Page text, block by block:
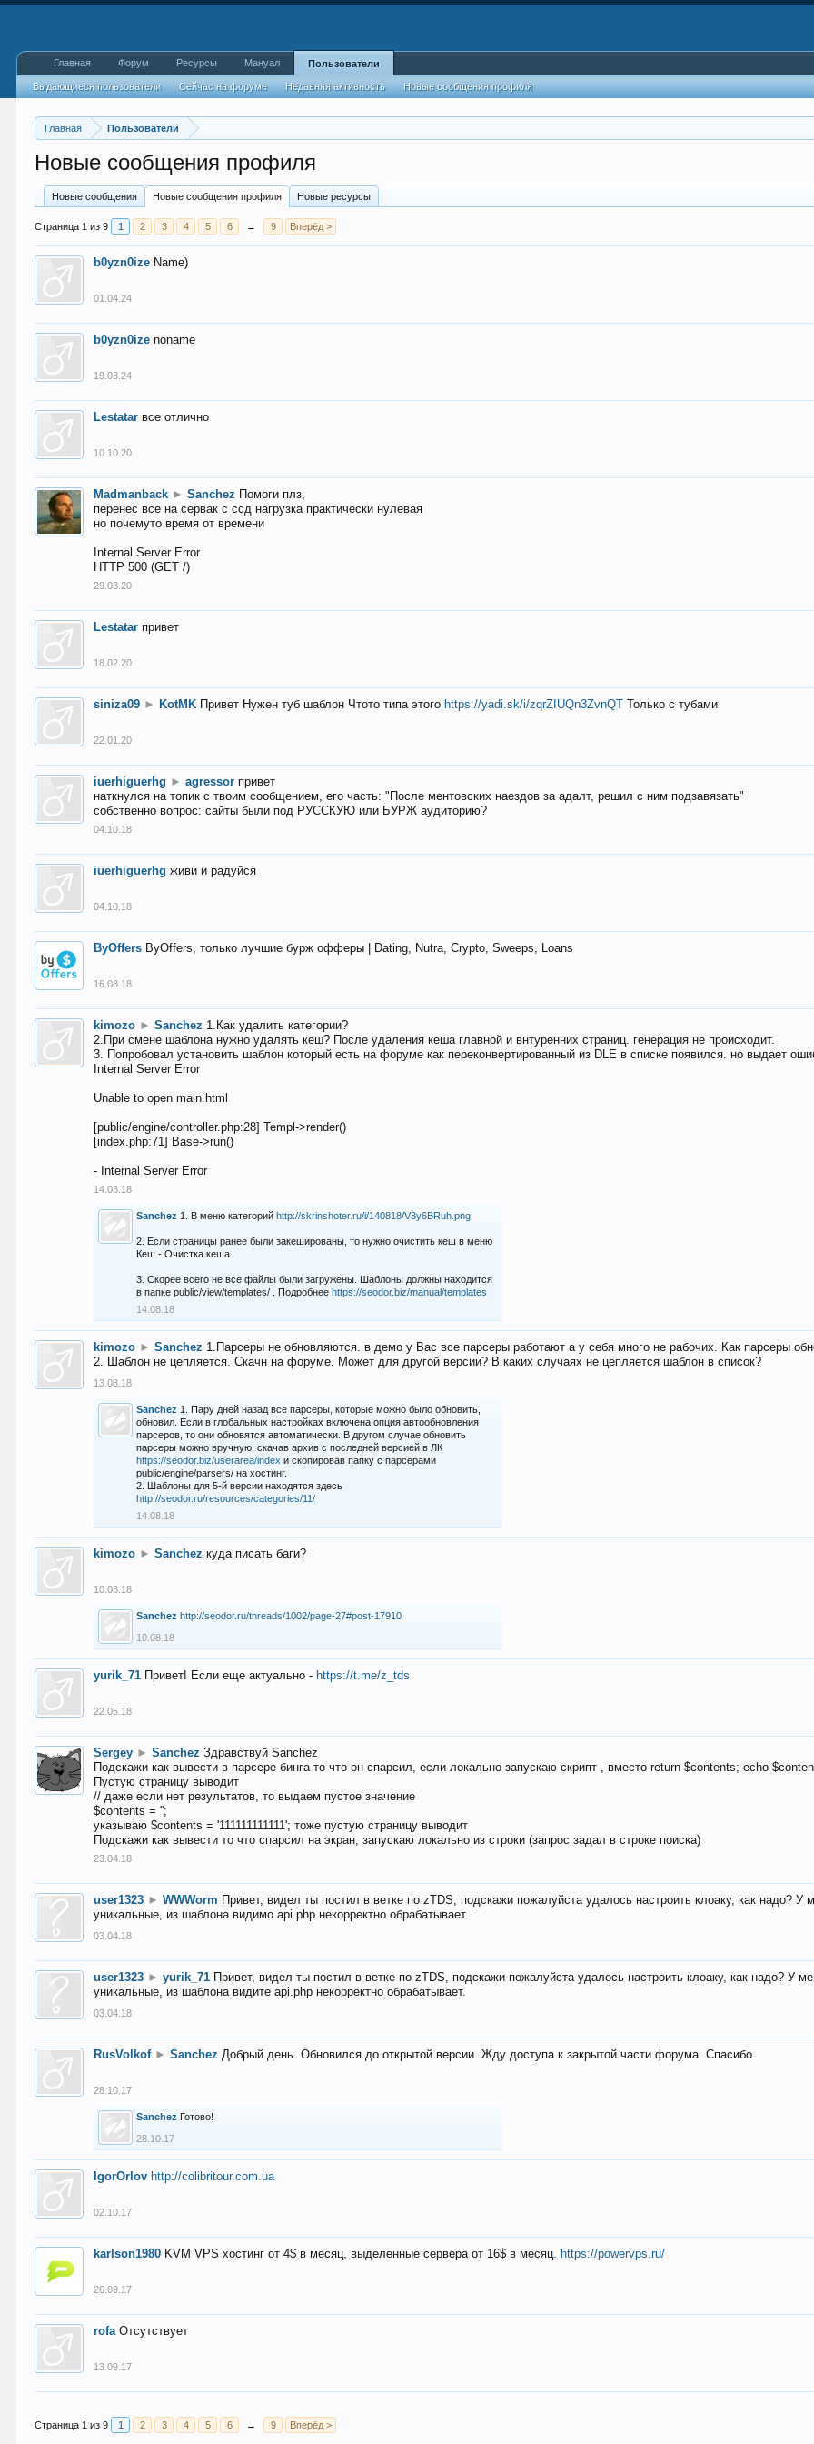
Главная Пользователи
Новые сообщения профиля
Новые сообщения Новые сообщения профиля Новые ресурсы
Страница 1 из 9 1 2 3 4 5 6 → 9 Вперёд >
b0yzn0ize Name)
01.04.24
b0yzn0ize noname
19.03.24
Lestatar все отлично
10.10.20
Madmanback ► Sanchez Помоги плз,
перенес все на сервак с ссд нагрузка практически нулевая
но почемуто время от времени
Internal Server Error
HTTP 500 (GET /)
29.03.20
Lestatar привет
18.02.20
siniza09 ► KotMK Привет Нужен туб шаблон Чтото типа этого https://yadi.sk/i/zqrZIUQn3ZvnQT Только с тубами
22.01.20
iuerhiguerhg ► agressor привет
наткнулся на топик с твоим сообщением, его часть: "После ментовских наездов за адалт, решил с ним подзавязать"
собственно вопрос: сайты были под РУССКУЮ или БУРЖ аудиторию?
04.10.18
iuerhiguerhg живи и радуйся
04.10.18
ByOffers ByOffers, только лучшие бурж офферы | Dating, Nutra, Crypto, Sweeps, Loans
16.08.18
kimozo ► Sanchez 1.Как удалить категории?
2.При смене шаблона нужно удалять кеш? После удаления кеша главной и внтуренних страниц. генерация не происходит.
3. Попробовал установить шаблон который есть на форуме как переконвертированный из DLE в списке появился. но выдает
Internal Server Error
Unable to open main.html
[public/engine/controller.php:28] Templ->render()
[index.php:71] Base->run()
- Internal Server Error
14.08.18
Sanchez 1. В меню категорийhttp://skrinshoter.ru/i/140818/V3y6BRuh.png
2. Если страницы ранее были закешированы, то нужно очистить кеш в меню
Кеш - Очистка кеша.
3. Скорее всего не все файлы были загружены. Шаблоны должны находится
в папке public/view/templates/ . Подробнееhttps://seodor.biz/manual/templates
14.08.18
kimozo ► Sanchez 1.Парсеры не обновляются. в демо у Вас все парсеры работают а у себя много не рабочих. Как парсеры
2. Шаблон не цепляется. Скачн на форуме. Может для другой версии? В каких случаях не цепляется шаблон в список?
13.08.18
Sanchez 1. Пару дней назад все парсеры, которые можно было обновить,
обновил. Если в глобальных настройках включена опция автообновления
парсеров, то они обновятся автоматически. В другом случае обновить
парсеры можно вручную, скачав архив с последней версией в ЛК
https://seodor.biz/userarea/index и скопировав папку с парсерами
public/engine/parsers/ на хостинг.
2. Шаблоны для 5-й версии находятся здесь
http://seodor.ru/resources/categories/11/
14.08.18
kimozo ► Sanchez куда писать баги?
10.08.18
Sanchez http://seodor.ru/threads/1002/page-27#post-17910
10.08.18
yurik_71 Привет! Если еще актуально - https://t.me/z_tds
22.05.18
Sergey ► Sanchez Здравствуй Sanchez
Подскажи как вывести в парсере бинга то что он спарсил, если локально запускаю скрипт , вместо return $contents; echo
Пустую страницу выводит
// даже если нет результатов, то выдаем пустое значение
$contents = '';
указываю $contents = '111111111111'; тоже пустую страницу выводит
Подскажи как вывести то что спарсил на экран, запускаю локально из строки (запрос задал в строке поиска)
23.04.18
user1323 ► WWWorm Привет, видел ты постил в ветке по zTDS, подскажи пожалуйста удалось настроить клоаку, как надо?
уникальные, из шаблона видимо api.php некорректно обрабатывает.
03.04.18
user1323 ► yurik_71 Привет, видел ты постил в ветке по zTDS, подскажи пожалуйста удалось настроить клоаку, как надо? У
уникальные, из шаблона видите api.php некорректно обрабатывает.
03.04.18
RusVolkof ► Sanchez Добрый день. Обновился до открытой версии. Жду доступа к закрытой части форума. Спасибо.
28.10.17
Sanchez Готово!
28.10.17
IgorOrlov http://colibritour.com.ua
02.10.17
karlson1980 KVM VPS хостинг от 4$ в месяц, выделенные сервера от 16$ в месяц. https://powervps.ru/
26.09.17
rofa Отсутствует
13.09.17
Страница 1 из 9 1 2 3 4 5 6 → 9 Вперёд >
Главная Форум Ресурсы Мануал Пользователи
Выдающиеся пользователи Сейчас на форуме Недавняя активность Новые сообщения профиля